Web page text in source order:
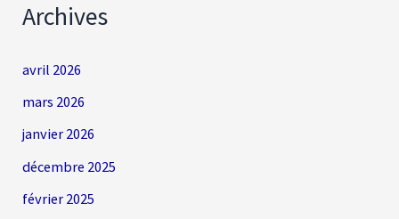
Archives
avril 2026
mars 2026
janvier 2026
décembre 2025
février 2025